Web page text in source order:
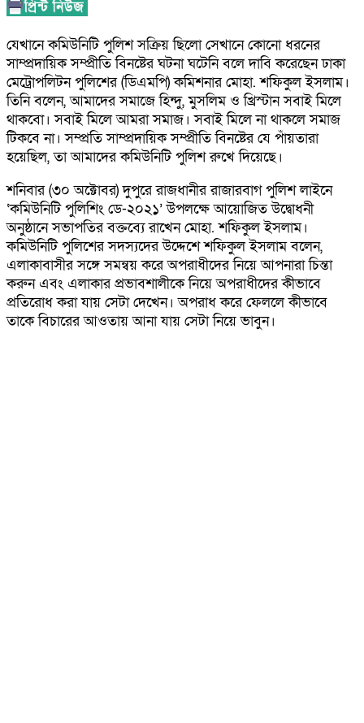
যেখানে কমিউনিটি পুলিশ সক্রিয় ছিলো সেখানে কোনো ধরনের
সাম্প্রদায়িক সম্প্রীতি বিনষ্টের ঘটনা ঘটেনি বলে দাবি করেছেন ঢাকা
মেট্রোপলিটন পুলিশের (ডিএমপি) কমিশনার মোহা. শফিকুল ইসলাম।
তিনি বলেন, আমাদের সমাজে হিন্দু, মুসলিম ও খ্রিস্টান সবাই মিলে
থাকবো। সবাই মিলে আমরা সমাজ। সবাই মিলে না থাকলে সমাজ
টিকবে না। সম্প্রতি সাম্প্রদায়িক সম্প্রীতি বিনষ্টের যে পাঁয়তারা
হয়েছিল, তা আমাদের কমিউনিটি পুলিশ রুখে দিয়েছে।
শনিবার (৩০ অক্টোবর) দুপুরে রাজধানীর রাজারবাগ পুলিশ লাইনে
‘কমিউনিটি পুলিশিং ডে-২০২১’ উপলক্ষে আয়োজিত উদ্বোধনী
অনুষ্ঠানে সভাপতির বক্তব্যে রাখেন মোহা. শফিকুল ইসলাম।
কমিউনিটি পুলিশের সদস্যদের উদ্দেশে শফিকুল ইসলাম বলেন,
এলাকাবাসীর সঙ্গে সমন্বয় করে অপরাধীদের নিয়ে আপনারা চিন্তা
করুন এবং এলাকার প্রভাবশালীকে নিয়ে অপরাধীদের কীভাবে
প্রতিরোধ করা যায় সেটা দেখেন। অপরাধ করে ফেললে কীভাবে
তাকে বিচারের আওতায় আনা যায় সেটা নিয়ে ভাবুন।